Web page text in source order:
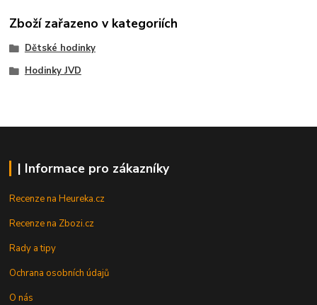
Zboží zařazeno v kategoriích
Dětské hodinky
Hodinky JVD
| Informace pro zákazníky
Recenze na Heureka.cz
Recenze na Zbozi.cz
Rady a tipy
Ochrana osobních údajů
O nás